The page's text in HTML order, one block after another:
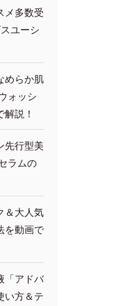
メ多数受
ユーシ
めらか肌
ォッシ
説！
先行型美
ラムの
＆大人気
を動画で
「アドバ
い方＆テ